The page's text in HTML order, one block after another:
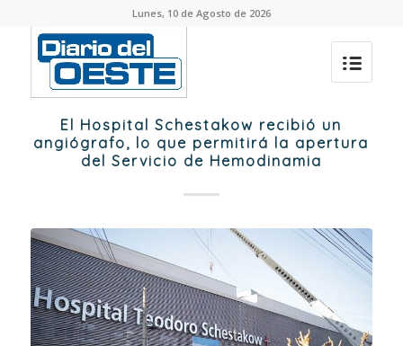
Lunes, 10 de Agosto de 2026
El Hospital Schestakow recibió un
angiógrafo, lo que permitirá la apertura
del Servicio de Hemodinamia